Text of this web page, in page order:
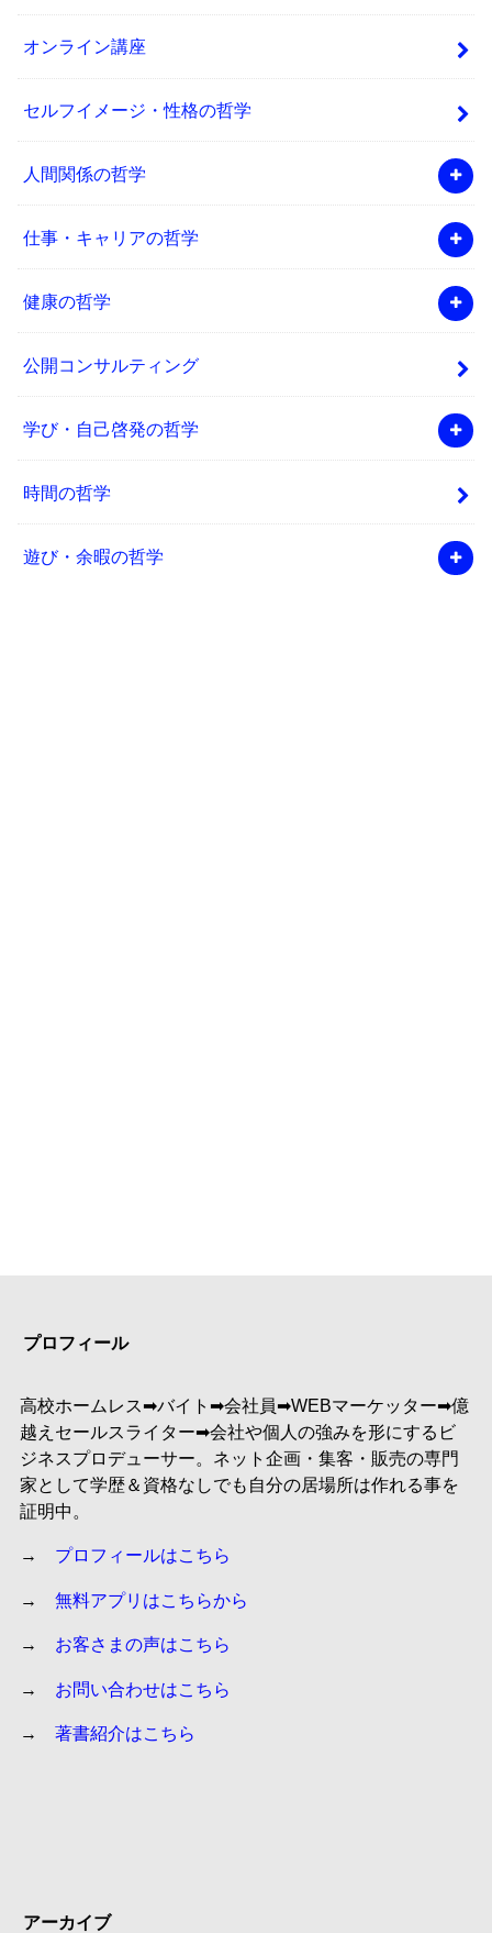
オンライン講座
セルフイメージ・性格の哲学
人間関係の哲学
仕事・キャリアの哲学
健康の哲学
公開コンサルティング
学び・自己啓発の哲学
時間の哲学
遊び・余暇の哲学
プロフィール
高校ホームレス➡︎バイト➡︎会社員➡︎WEBマーケッター➡︎億
越えセールスライター➡︎会社や個人の強みを形にするビ
ジネスプロデューサー。ネット企画・集客・販売の専門
家として学歴＆資格なしでも自分の居場所は作れる事を
証明中。
→ プロフィールはこちら
→ 無料アプリはこちらから
→ お客さまの声はこちら
→ お問い合わせはこちら
→ 著書紹介はこちら
アーカイブ